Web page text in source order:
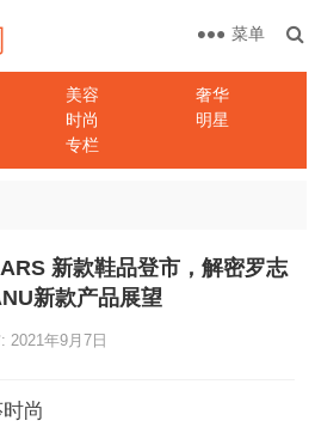
美容
奢华
时尚
明星
专栏
菜单
新款鞋品登市，解密罗志
新款产品展望
2021年9月7日
尚